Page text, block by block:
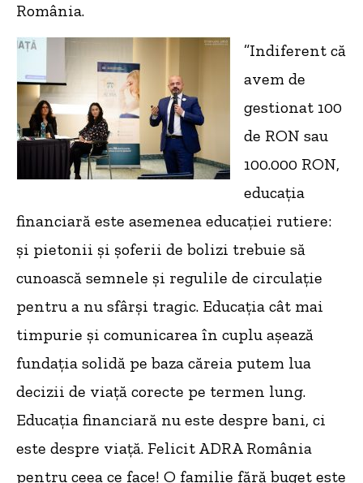
România.
”Indiferent că
avem de
gestionat 100
de RON sau
100.000 RON,
educația
financiară este asemenea educației rutiere:
și pietonii și șoferii de bolizi trebuie să
cunoască semnele și regulile de circulație
pentru a nu sfârși tragic. Educația cât mai
timpurie și comunicarea în cuplu așează
fundația solidă pe baza căreia putem lua
decizii de viață corecte pe termen lung.
Educația financiară nu este despre bani, ci
este despre viață. Felicit ADRA România
pentru ceea ce face! O familie fără buget este